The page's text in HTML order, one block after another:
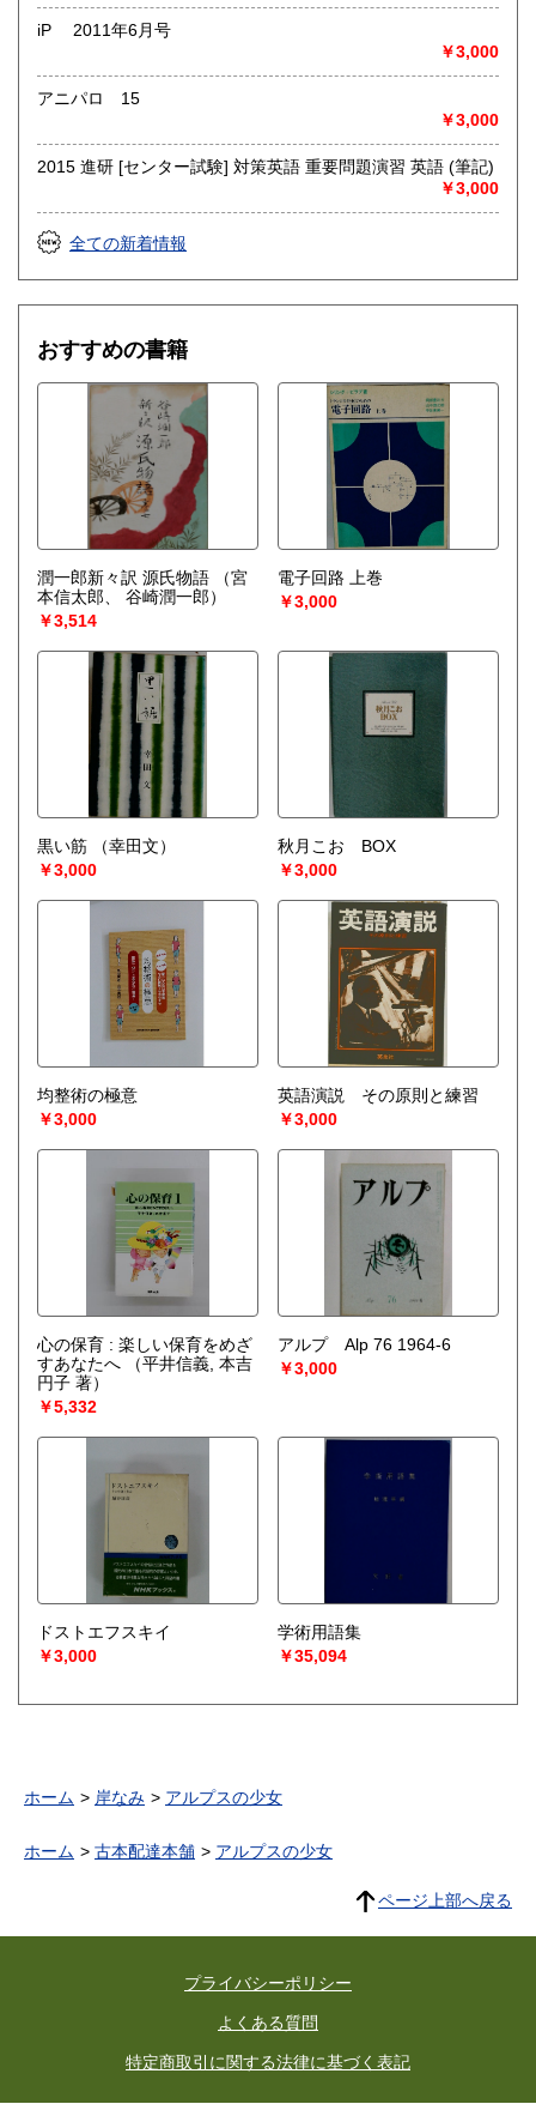
iP 2011年6月号
￥3,000
アニパロ 15
￥3,000
2015 進研 [センター試験] 対策英語 重要問題演習 英語 (筆記)
￥3,000
全ての新着情報
おすすめの書籍
潤一郎新々訳 源氏物語
（宮
本信太郎、 谷崎潤一郎）
￥3,514
電子回路 上巻
￥3,000
黒い筋
（幸田文）
￥3,000
秋月こお BOX
￥3,000
均整術の極意
￥3,000
英語演説 その原則と練習
￥3,000
心の保育 : 楽しい保育をめざ
すあなたへ
（平井信義, 本吉
円子 著）
￥5,332
アルプ Alp 76 1964-6
￥3,000
ドストエフスキイ
￥3,000
学術用語集
￥35,094
ホーム 岸なみ アルプスの少女
ホーム 古本配達本舗 アルプスの少女
ページ上部へ戻る
プライバシーポリシー
よくある質問
特定商取引に関する法律に基づく表記